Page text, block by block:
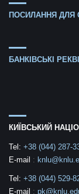
ПОСИЛАННЯ ДЛЯ
БАНКІВСЬКІ
КИЇВСЬКИЙ
Tel: +38 (044) 287-
E-mail :
Tel: +38 (044) 529-
E-mail :